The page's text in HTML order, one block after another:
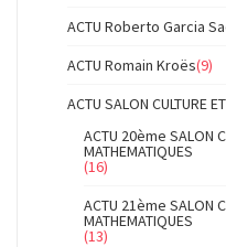
ACTU Roberto Garcia
ACTU Romain Kroës(9)
ACTU SALON CULTURE
ACTU 20ème SALON
MATHEMATIQUES
(16)
ACTU 21ème SALON
MATHEMATIQUES
(13)